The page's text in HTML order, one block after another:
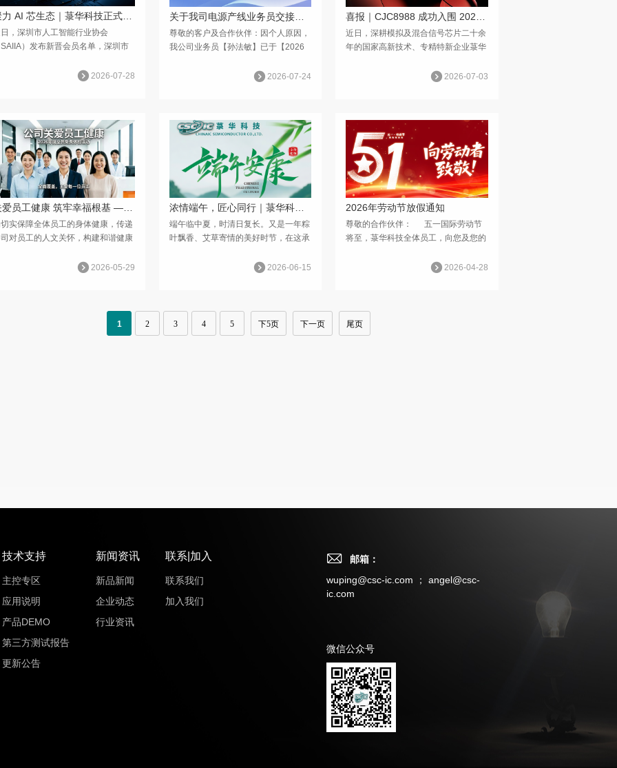
，深圳市人工智能行业协会
SAIIA）发布新晋会员名单，深圳市
单位，依托协会国家级 AI 产业平
2026-07-28
关于我司电源产线业务员交接的公告
尊敬的客户及合作伙伴：因个人原因，
我公司业务员【孙法敏】已于【2026
批准，将于【2026年08月24日】正式
2026-07-24
近日，深耕模拟及混合信号芯片二十余
年的国家高新技术、专精特新企业菉华
频 CODEC 芯片CJC8988顺利通过
2026-07-03
关爱员工健康 筑牢幸福根基 — 菉华科技 2026 年度员工免费体检活动顺利开展
实保障全体员工的身体健康，传递
对员工的人文关怀，构建和谐健康
启动 2026 年度全员免费健康体检活
2026-05-29
浓情端午，匠心同行｜菉华科技祝全体同仁与合作伙伴端午安康
端午临中夏，时清日复长。又是一年粽
叶飘香、艾草寄情的美好时节，在这承
来临之际，菉华科技向全体兢兢业业的
2026-06-15
2026年劳动节放假通知
尊敬的合作伙伴： 五一国际劳动节
将至，菉华科技全体员工，向您及您的
福！向所有深耕半导体产业、为国产芯
2026-04-28
1 2 3 4 5 下5页 下一页 尾页
技术支持
主控专区
应用说明
产品DEMO
第三方测试报告
更新公告
新闻资讯
新品新闻
企业动态
行业资讯
联系|加入
联系我们
加入我们
邮箱：
wuping@csc-ic.com ； angel@csc-
ic.com
微信公众号